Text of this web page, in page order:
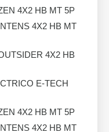
4X2 HB MT 5P
4X2 HB MT
4X2 HB
E-TECH
4X2 HB MT 5P
4X2 HB MT